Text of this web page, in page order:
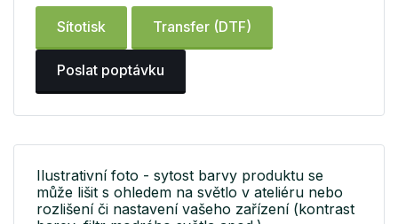
Sítotisk Transfer (DTF)
Poslat poptávku
Ilustrativní foto - sytost barvy produktu se
může lišit s ohledem na světlo v ateliéru nebo
rozlišení či nastavení vašeho zařízení (kontrast